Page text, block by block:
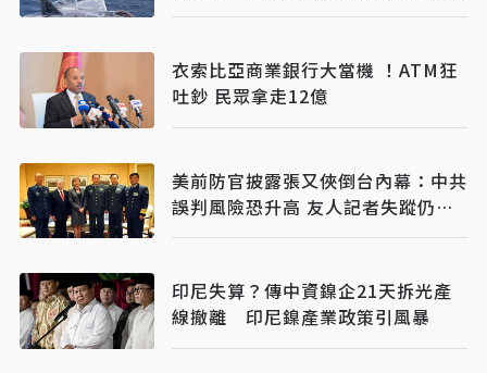
衣索比亞商業銀行大當機 ！ATM狂
吐鈔 民眾拿走12億
美前防官披露張又俠倒台內幕：中共
誤判風險恐升高 友人記者失蹤仍未
解
印尼失算？傳中資鎳企21天拆光產
線撤離 印尼鎳產業政策引風暴